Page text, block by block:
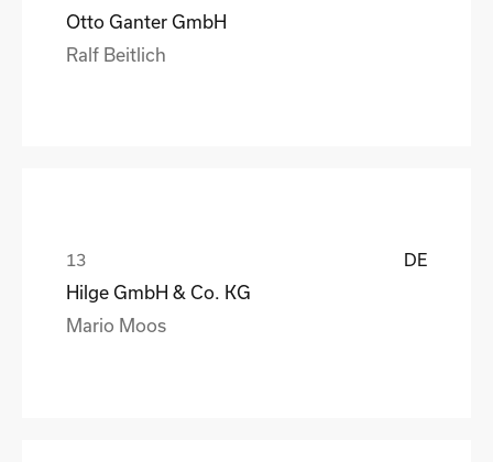
Otto Ganter GmbH
Ralf Beitlich
DE
Hilge GmbH & Co. KG
Mario Moos